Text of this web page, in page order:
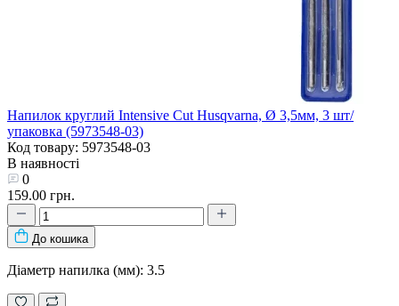
Напилок круглий Intensive Cut Husqvarna, Ø 3,5мм, 3 шт/
упаковка (5973548-03)
Код товару: 5973548-03
В наявності
0
159.00 грн.
До кошика
Діаметр напилка (мм): 3.5